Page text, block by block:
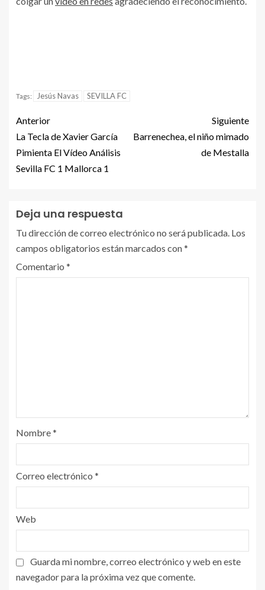
Tags: Jesús Navas SEVILLA FC
Anterior
La Tecla de Xavier García
Pimienta El Vídeo Análisis
Sevilla FC 1 Mallorca 1
Siguiente
Barrenechea, el niño mimado
de Mestalla
Deja una respuesta
Tu dirección de correo electrónico no será publicada. Los
campos obligatorios están marcados con*
Comentario *
Nombre*
Correo electrónico *
Web
Guarda mi nombre, correo electrónico y web en este
navegador para la próxima vez que comente.